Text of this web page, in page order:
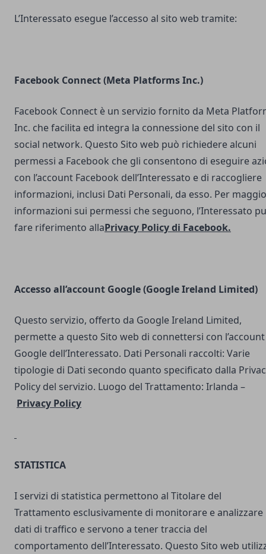
L’Interessato esegue l’accesso al sito web tramite:
Facebook Connect (Meta Platforms Inc.)
Facebook Connect è un servizio fornito da Meta
Inc. che facilita ed integra la connessione del sito con il
social network. Questo Sito web può richiedere alcuni
permessi a Facebook che gli consentono di eseguire
con l’account Facebook dell’Interessato e di raccogliere
informazioni, inclusi Dati Personali, da esso. Per
informazioni sui permessi che seguono, l’Interessato
fare riferimento allaPrivacy Policy di Facebook.
Accesso all’account Google (Google Ireland Limited)
Questo servizio, offerto da Google Ireland Limited,
permette a questo Sito web di connettersi con l’account
Google dell’Interessato. Dati Personali raccolti: Varie
tipologie di Dati secondo quanto specificato dalla
Policy del servizio. Luogo del Trattamento: Irlanda –
Privacy Policy
STATISTICA
I servizi di statistica permettono al Titolare del
Trattamento esclusivamente di monitorare e analizzare
dati di traffico e servono a tener traccia del
comportamento dell’Interessato. Questo Sito web